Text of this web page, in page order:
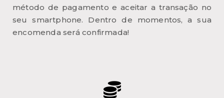
método de pagamento e aceitar a transação no
seu smartphone. Dentro de momentos, a sua
encomenda será confirmada!